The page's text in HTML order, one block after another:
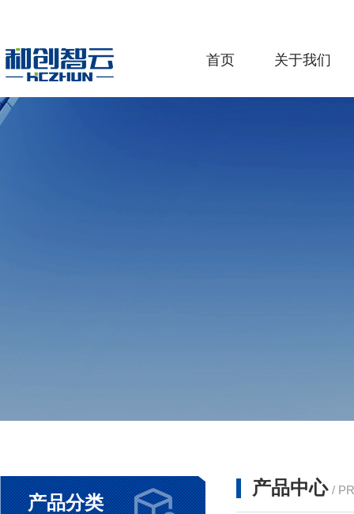
首页 关于我们
产品分类
产品中心 /